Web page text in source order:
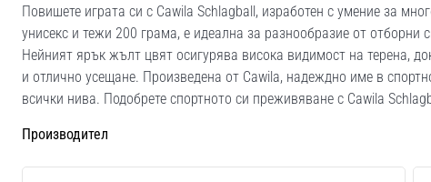
Повишете играта си с Cawila Schlagball, изработен с умение за
унисекс и тежи 200 грама, е идеална за разнообразие от
Нейният ярък жълт цвят осигурява висока видимост на терена,
и отлично усещане. Произведена от Cawila, надеждно име в
всички нива. Подобрете спортното си преживяване с Cawila
Производител